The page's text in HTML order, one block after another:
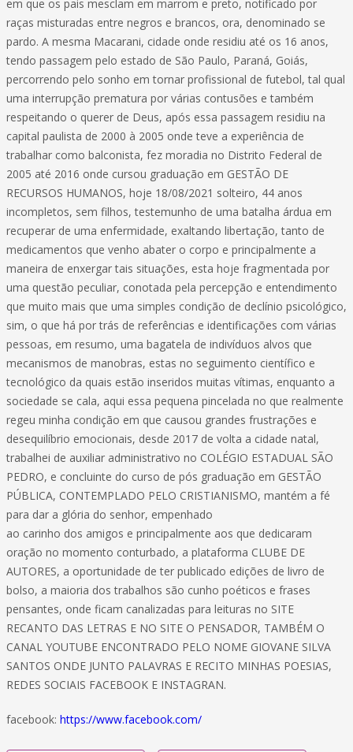
em que os pais mesclam em marrom e preto, notificado por
raças misturadas entre negros e brancos, ora, denominado se
pardo. A mesma Macarani, cidade onde residiu até os 16 anos,
tendo passagem pelo estado de São Paulo, Paraná, Goiás,
percorrendo pelo sonho em tornar profissional de futebol, tal qual
uma interrupção prematura por várias contusões e também
respeitando o querer de Deus, após essa passagem residiu na
capital paulista de 2000 à 2005 onde teve a experiência de
trabalhar como balconista, fez moradia no Distrito Federal de
2005 até 2016 onde cursou graduação em GESTÃO DE
RECURSOS HUMANOS, hoje 18/08/2021 solteiro, 44 anos
incompletos, sem filhos, testemunho de uma batalha árdua em
recuperar de uma enfermidade, exaltando libertação, tanto de
medicamentos que venho abater o corpo e principalmente a
maneira de enxergar tais situações, esta hoje fragmentada por
uma questão peculiar, conotada pela percepção e entendimento
que muito mais que uma simples condição de declínio psicológico,
sim, o que há por trás de referências e identificações com várias
pessoas, em resumo, uma bagatela de indivíduos alvos que
mecanismos de manobras, estas no seguimento científico e
tecnológico da quais estão inseridos muitas vítimas, enquanto a
sociedade se cala, aqui essa pequena pincelada no que realmente
regeu minha condição em que causou grandes frustrações e
desequilíbrio emocionais, desde 2017 de volta a cidade natal,
trabalhei de auxiliar administrativo no COLÉGIO ESTADUAL SÃO
PEDRO, e concluinte do curso de pós graduação em GESTÃO
PÚBLICA, CONTEMPLADO PELO CRISTIANISMO, mantém a fé
para dar a glória do senhor, empenhado
ao carinho dos amigos e principalmente aos que dedicaram
oração no momento conturbado, a plataforma CLUBE DE
AUTORES, a oportunidade de ter publicado edições de livro de
bolso, a maioria dos trabalhos são cunho poéticos e frases
pensantes, onde ficam canalizadas para leituras no SITE
RECANTO DAS LETRAS E NO SITE O PENSADOR, TAMBÉM O
CANAL YOUTUBE ENCONTRADO PELO NOME GIOVANE SILVA
SANTOS ONDE JUNTO PALAVRAS E RECITO MINHAS POESIAS,
REDES SOCIAIS FACEBOOK E INSTAGRAN.
facebook: https://www.facebook.com/